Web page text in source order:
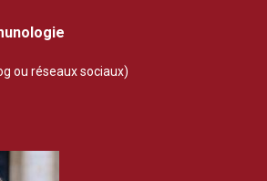
ou réseaux sociaux)